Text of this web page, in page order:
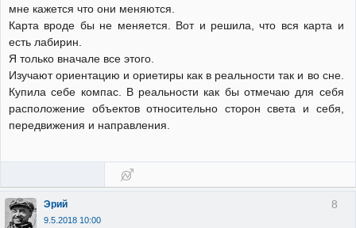
мне кажется что они меняются.
Карта вроде бы не меняется. Вот и решила, что вся карта и
есть лабирин.
Я только вначале все этого.
Изучают ориентацию и ориетиры как в реальности так и во сне.
Купила себе компас. В реальности как бы отмечаю для себя
расположение объектов относительно сторон света и себя,
передвижения и направления.
8
Эрий
9.5.2018 10:00